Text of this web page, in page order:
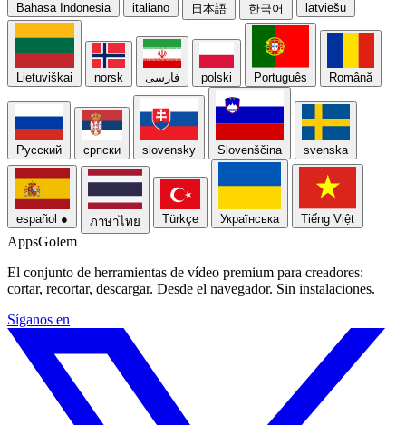
Bahasa Indonesia italiano 日本語 한국어 latviešu
Lietuviškai norsk فارسی polski Português Română
Русский српски slovensky Slovenščina svenska
español ● ภาษาไทย Türkçe Українська Tiếng Việt
AppsGolem
El conjunto de herramientas de vídeo premium para creadores:
cortar, recortar, descargar. Desde el navegador. Sin instalaciones.
Síganos en